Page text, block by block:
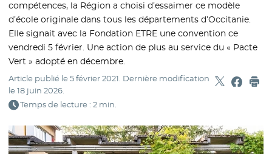
compétences, la Région a choisi d’essaimer ce modèle
d’école originale dans tous les départements d’Occitanie.
Elle signait avec la Fondation ETRE une convention ce
vendredi 5 février. Une action de plus au service du « Pacte
Vert » adopté en décembre.
Article publié le5 février 2021. Dernière modification
le18 juin 2026.
Temps de lecture : 2 min.
Partager
- Nouvelle
-